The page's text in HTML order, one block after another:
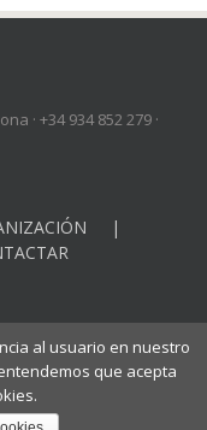
· +34 934 852 279 ·
| Todos los derechos
privacidad
al usuario en nuestro
que acepta